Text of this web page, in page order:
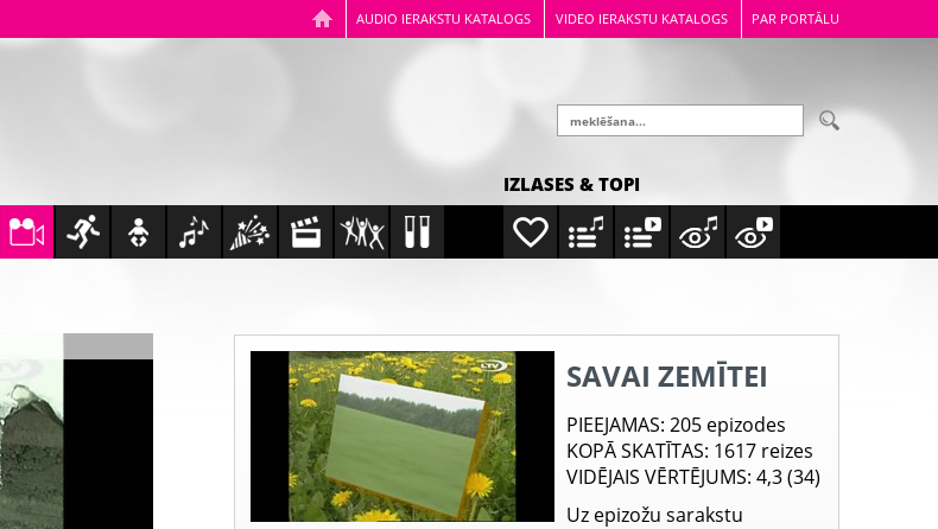
AUDIO IERAKSTU KATALOGS VIDEO IERAKSTU KATALOGS PAR PORTĀLU
IZLASES & TOPI
SAVAI ZEMĪTEI
PIEEJAMAS: 205 epizodes
KOPĀ SKATĪTAS: 1617 reizes
VIDĒJAIS VĒRTĒJUMS: 4,3 (34)
Uz epizožu sarakstu